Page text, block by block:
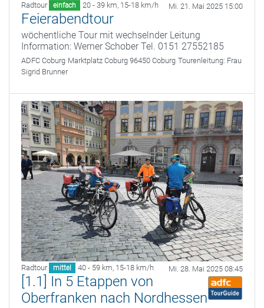
Radtour einfach 20 - 39 km, 15-18 km/h Mi. 21. Mai 2025 15:00
Feierabendtour
wöchentliche Tour mit wechselnder Leitung
Information: Werner Schober Tel. 0151 27552185
ADFC Coburg Marktplatz Coburg 96450 Coburg Tourenleitung: Frau
Sigrid Brunner
Radtour mittel 40 - 59 km, 15-18 km/h Mi. 28. Mai 2025 08:45
[1.1] In 5 Etappen von
Oberfranken nach Nordhessen